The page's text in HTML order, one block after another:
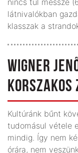
látnivalókban
klasszak a
WIGNER
KORSZAKOS
Kultúránk bűnt
tudomásul vétele
mindig. Így nem
órára, nem